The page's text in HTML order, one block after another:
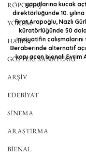
RÖPORTAJ
YORUM
HABER
GÖSTERİ SANATLARI
ARŞİV
EDEBİYAT
SİNEMA
ARAŞTIRMA
BİENAL
yapıtlarına kucak
direktörlüğünde 10.
Fırat Arapoğlu, Nazlı
küratörlüğünde 50
inisiyatifin
Beraberinde alternatif
kapı açan bienali